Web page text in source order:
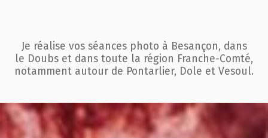
Je réalise vos séances photo à Besançon, dans
le Doubs et dans toute la région Franche-Comté,
notamment autour de Pontarlier, Dole et Vesoul.